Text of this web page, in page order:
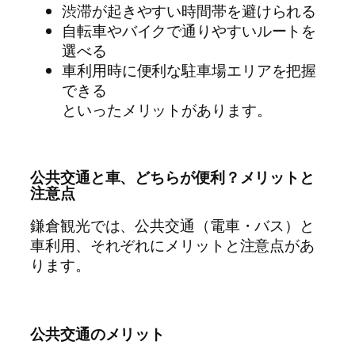
渋滞が起きやすい時間帯を避けられる
自転車やバイクで通りやすいルートを
選べる
車利用時に便利な駐車場エリアを把握
できる
といったメリットがあります。
公共交通と車、どちらが便利？メリットと
注意点
鎌倉観光では、公共交通（電車・バス）と
車利用、それぞれにメリットと注意点があ
ります。
公共交通のメリット